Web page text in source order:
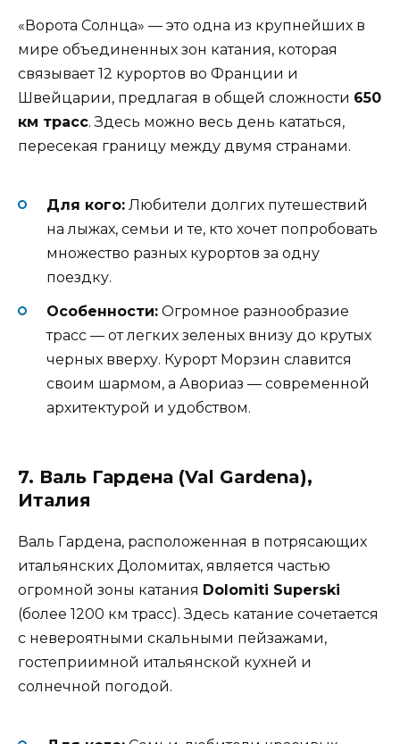
«Ворота Солнца» — это одна из крупнейших в
мире объединенных зон катания, которая
связывает 12 курортов во Франции и
Швейцарии, предлагая в общей сложности 650
км трасс. Здесь можно весь день кататься,
пересекая границу между двумя странами.
Для кого: Любители долгих путешествий
на лыжах, семьи и те, кто хочет попробовать
множество разных курортов за одну
поездку.
Особенности: Огромное разнообразие
трасс — от легких зеленых внизу до крутых
черных вверху. Курорт Морзин славится
своим шармом, а Авориаз — современной
архитектурой и удобством.
7. Валь Гардена (Val Gardena),
Италия
Валь Гардена, расположенная в потрясающих
итальянских Доломитах, является частью
огромной зоны катания Dolomiti Superski
(более 1200 км трасс). Здесь катание сочетается
с невероятными скальными пейзажами,
гостеприимной итальянской кухней и
солнечной погодой.